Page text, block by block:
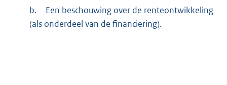
b.
Een beschouwing over de renteontwikkeling
(als onderdeel van de financiering).